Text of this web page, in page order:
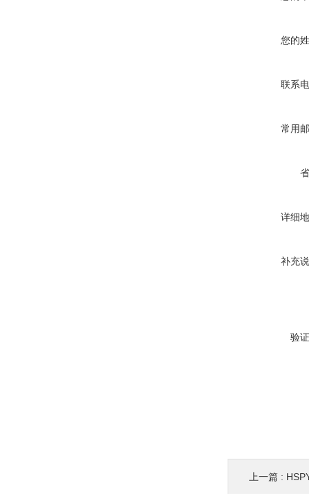
您的
联系
常用
详细
补充
验
上一篇 :